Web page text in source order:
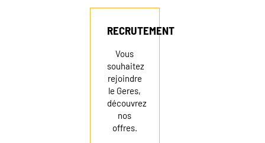
RECRUTEMENT
Vous
souhaitez
rejoindre
le Geres,
découvrez
nos
offres.